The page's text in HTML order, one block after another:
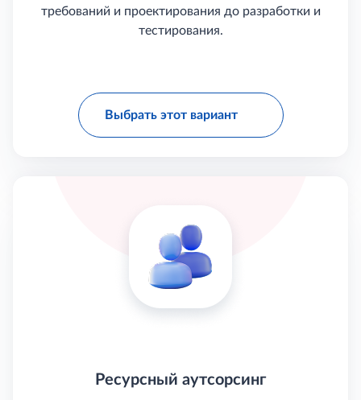
требований и проектирования до разработки и
тестирования.
Выбрать этот вариант
Ресурсный аутсорсинг